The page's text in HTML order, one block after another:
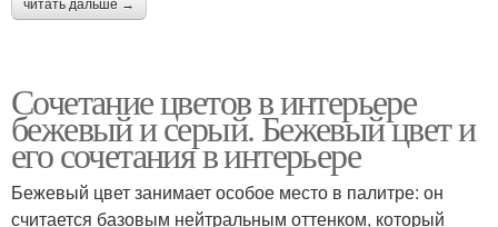
читать дальше →
Сочетание цветов в интерьере
бежевый и серый. Бежевый цвет и
его сочетания в интерьере
Бежевый цвет занимает особое место в палитре: он
считается базовым нейтральным оттенком, который